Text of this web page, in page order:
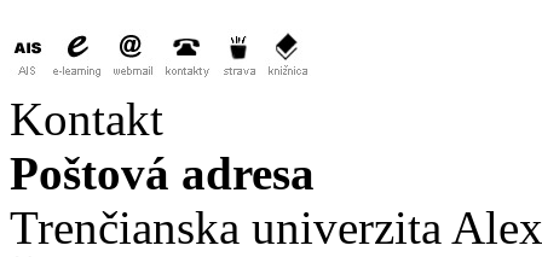
Kontakt
Poštová adresa
Trenčianska univerzita